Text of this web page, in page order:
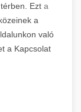
Ezt a
a
való
a Kapcsolat